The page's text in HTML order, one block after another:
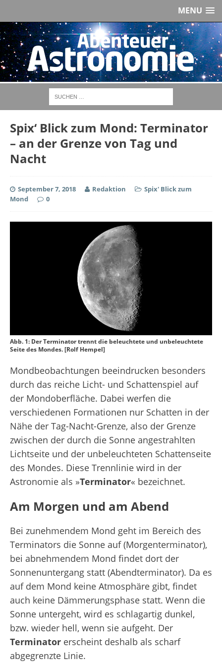
MENU
Spix‘ Blick zum Mond: Terminator
– an der Grenze von Tag und
Nacht
September 7, 2018 Redaktion
Spix' Blick zum
Mond
0
Abb. 1: Der Terminator trennt die beleuchtete und unbeleuchtete
Seite des Mondes. [Rolf Hempel]
Mondbeobachtungen beeindrucken besonders
durch das reiche Licht- und Schattenspiel auf
der Mondoberfläche. Dabei werfen die
verschiedenen Formationen nur Schatten in der
Nähe der Tag-Nacht-Grenze, also der Grenze
zwischen der durch die Sonne angestrahlten
Lichtseite und der unbeleuchteten Schattenseite
des Mondes. Diese Trennlinie wird in der
Astronomie als »Terminator« bezeichnet.
Am Morgen und am Abend
Bei zunehmendem Mond geht im Bereich des
Terminators die Sonne auf (Morgenterminator),
bei abnehmendem Mond findet dort der
Sonnenuntergang statt (Abendterminator). Da es
auf dem Mond keine Atmosphäre gibt, findet
auch keine Dämmerungsphase statt. Wenn die
Sonne untergeht, wird es schlagartig dunkel,
bzw. wieder hell, wenn sie aufgeht. Der
Terminator erscheint deshalb als scharf
abgegrenzte Linie.